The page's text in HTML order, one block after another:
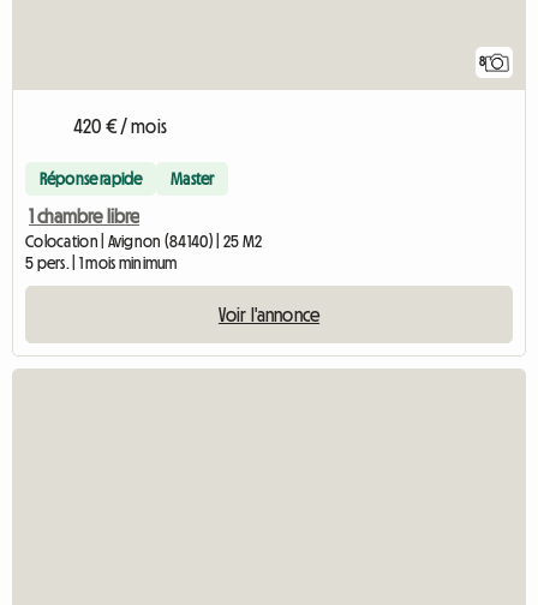
8
420 € / mois
Réponse rapide Master
1 chambre libre
Colocation | Avignon (84140) | 25 M2
5 pers. | 1 mois minimum
Voir l'annonce